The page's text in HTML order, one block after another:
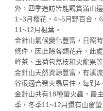
外，四季造訪皆能觀賞滿山
1~3月櫻花，4~5月野百合，
11~12月楓葉。
金針山氣候變化豐富，日照
條件，因此除各類花卉，此
峰茶、玉荷包荔枝和火龍果等
金針山天然資源豐富，有溪
谷很適合螢火蟲居住，每到
金針山共有18種螢火蟲，最
季，冬季11~12月還有山窗螢